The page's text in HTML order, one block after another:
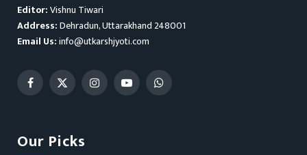
Editor:Vishnu Tiwari
Address:Dehradun, Uttarakhand 248001
Email Us:info@utkarshjyoti.com
Facebook
X
InstagramYouTubeWhatsApp
Our Picks